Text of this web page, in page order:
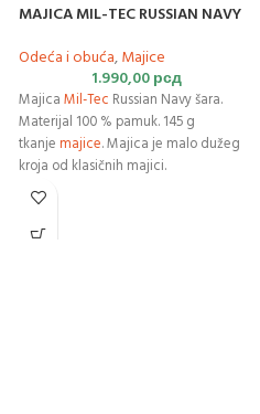
MAJICA MIL-TEC RUSSIAN NAVY
Odeća i obuća,Majice
1.990,00рсд
Majica Mil-Tec Russian Navy šara.
Materijal 100 % pamuk. 145 g
tkanje majice. Majica je malo dužeg
kroja od klasičnih majici.